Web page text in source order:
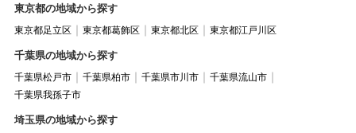
東京都の地域から探す
東京都足立区 東京都葛飾区 東京都北区 東京都江戸川区
千葉県の地域から探す
千葉県松戸市 千葉県柏市 千葉県市川市
千葉県流山市
千葉県我孫子市
埼玉県の地域から探す